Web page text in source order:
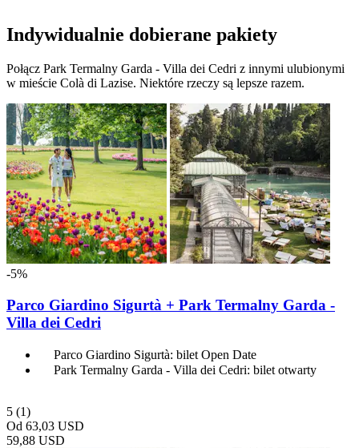
Indywidualnie dobierane pakiety
Połącz Park Termalny Garda - Villa dei Cedri z innymi ulubionymi
w mieście Colà di Lazise. Niektóre rzeczy są lepsze razem.
-5%
Parco Giardino Sigurtà + Park Termalny Garda -
Villa dei Cedri
Parco Giardino Sigurtà: bilet Open Date
Park Termalny Garda - Villa dei Cedri: bilet otwarty
5 (1)
Od 63,03 USD
59,88 USD